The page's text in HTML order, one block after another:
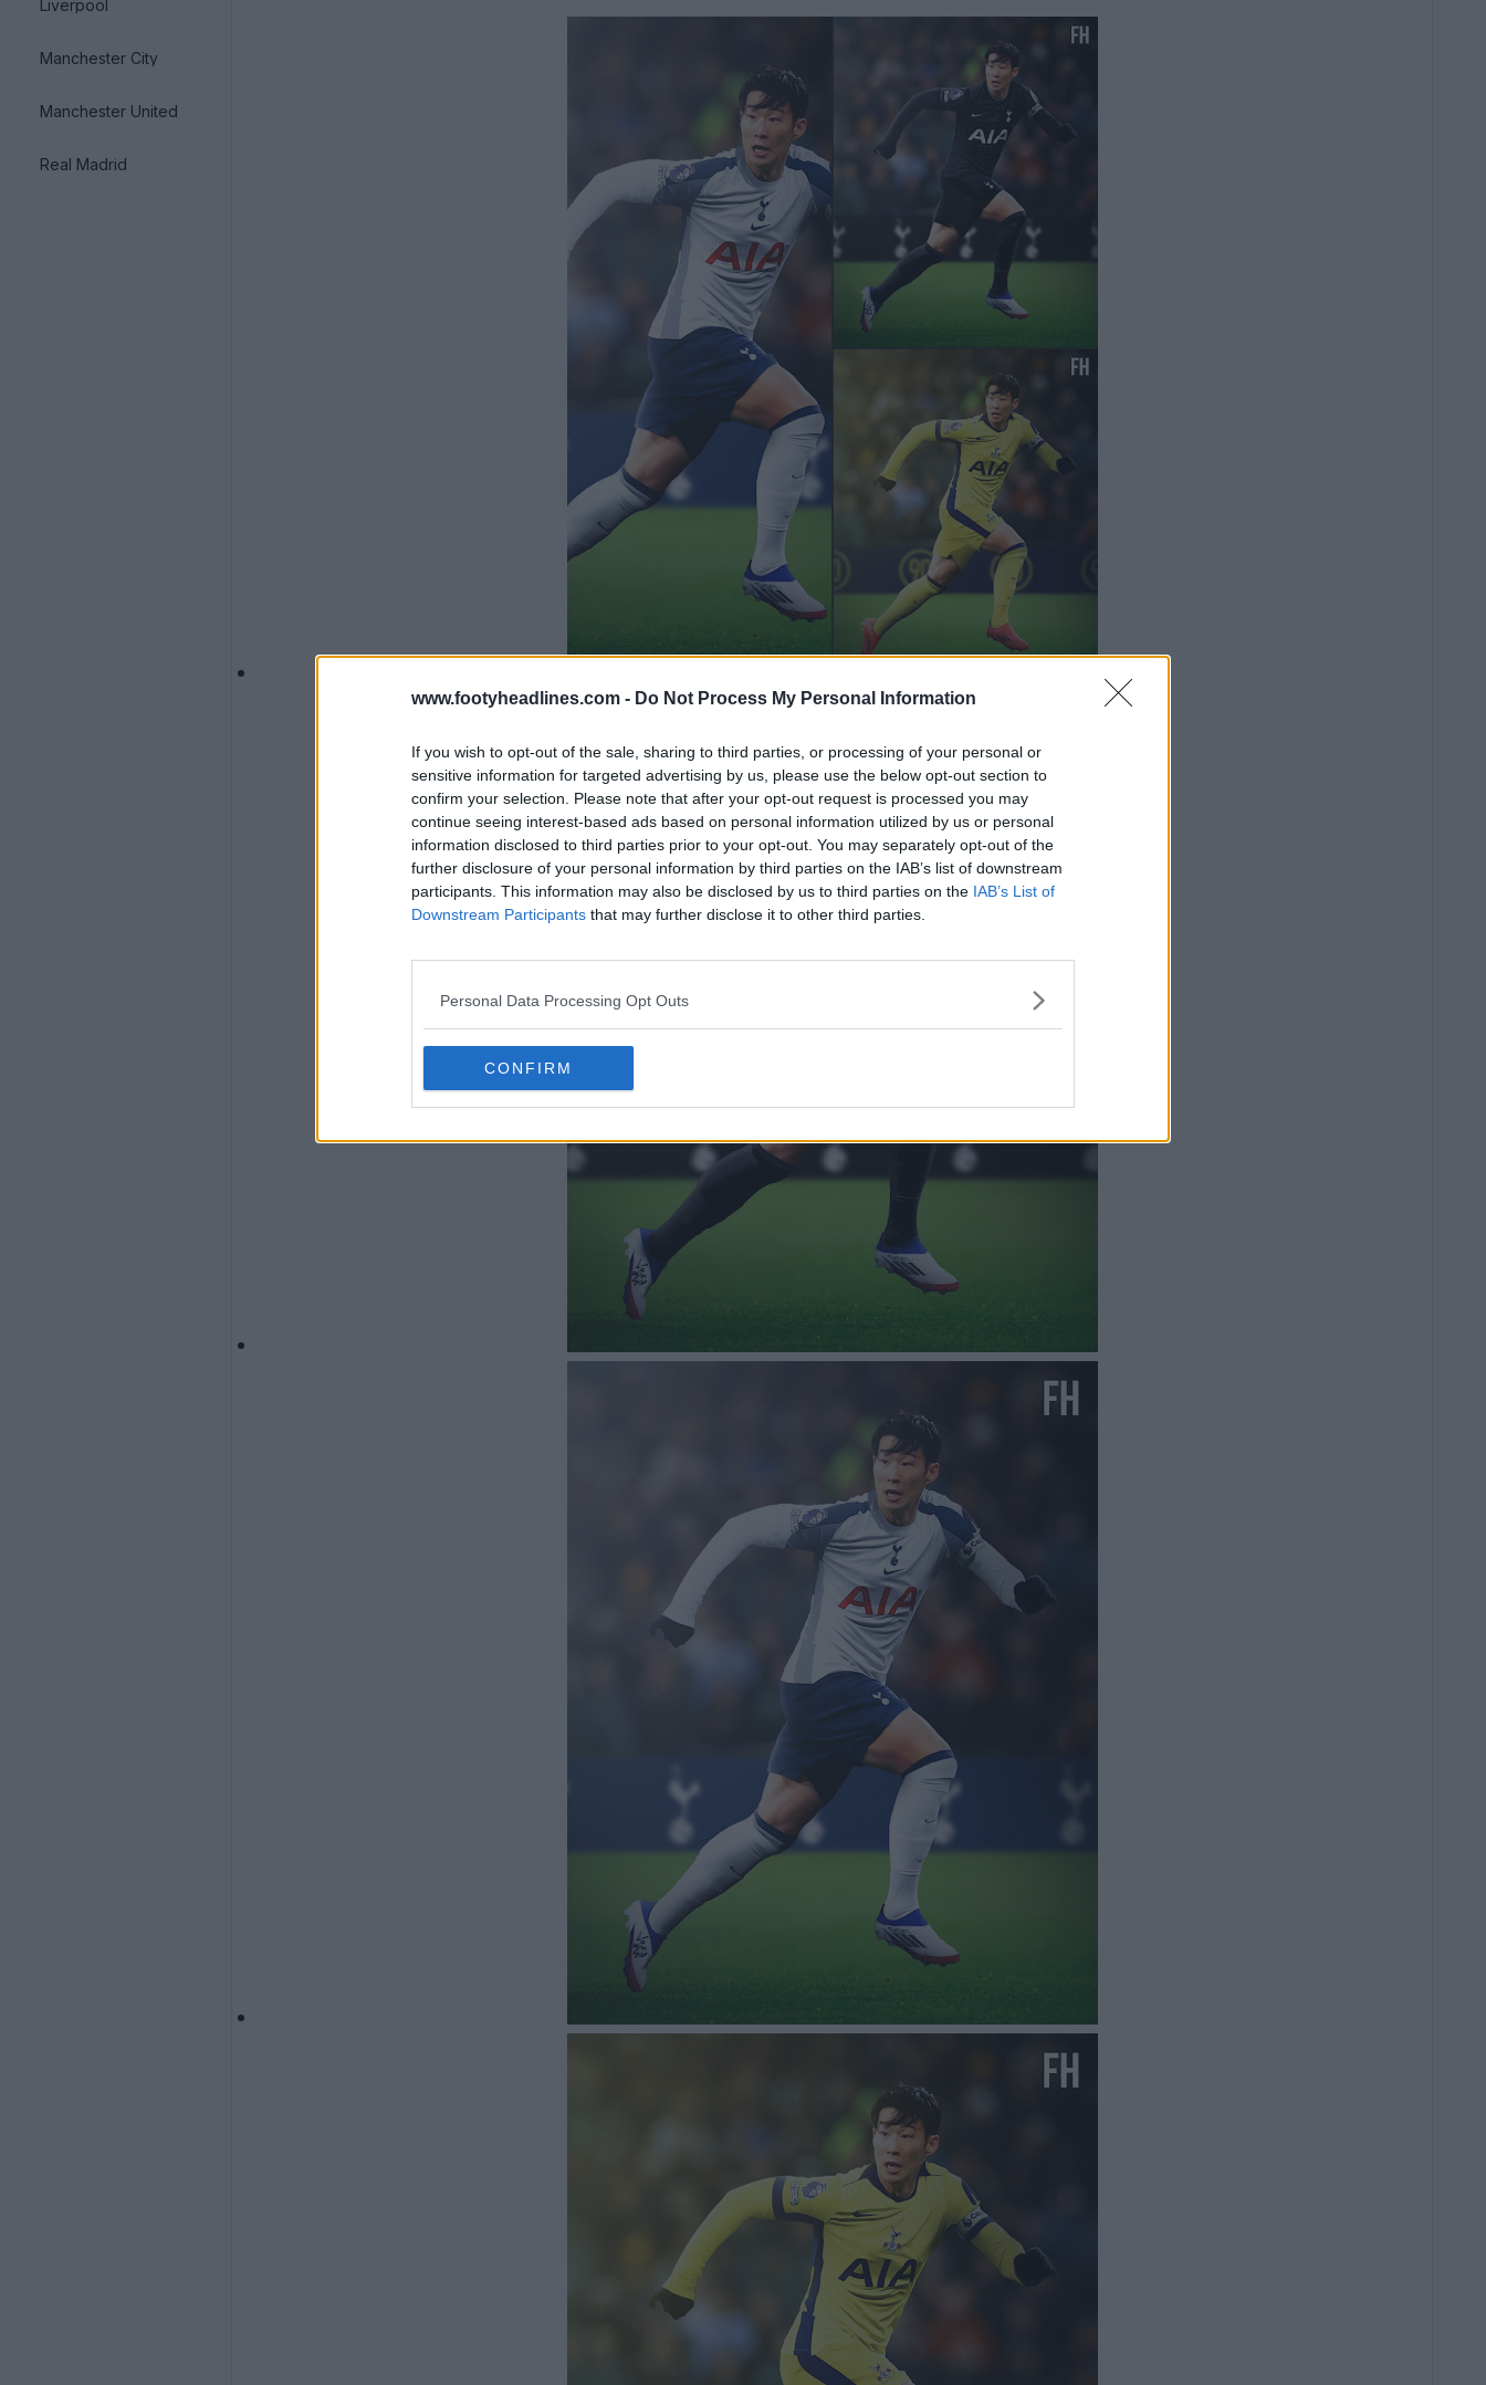
www.footyheadlines.com - Do Not Process My Personal Information
If you wish to opt-out of the sale, sharing to third parties, or processing of your personal or
sensitive information for targeted advertising by us, please use the below opt-out section to
confirm your selection. Please note that after your opt-out request is processed you may
continue seeing interest-based ads based on personal information utilized by us or personal
information disclosed to third parties prior to your opt-out. You may separately opt-out of the
further disclosure of your personal information by third parties on the IAB’s list of downstream
participants. This information may also be disclosed by us to third parties on the IAB’s List of
Downstream Participants that may further disclose it to other third parties.
Personal Data Processing Opt Outs
CONFIRM
Liverpool
Manchester City
Manchester United
Real Madrid